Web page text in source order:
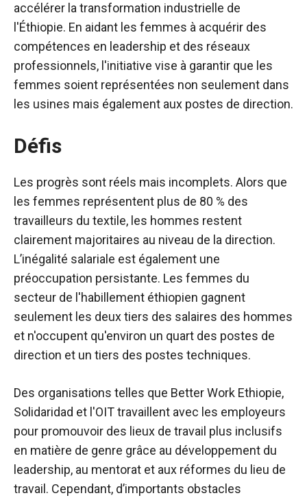
accélérer la transformation industrielle de
l'Éthiopie. En aidant les femmes à acquérir des
compétences en leadership et des réseaux
professionnels, l'initiative vise à garantir que les
femmes soient représentées non seulement dans
les usines mais également aux postes de direction.
Défis
Les progrès sont réels mais incomplets. Alors que
les femmes représentent plus de 80 % des
travailleurs du textile, les hommes restent
clairement majoritaires au niveau de la direction.
L’inégalité salariale est également une
préoccupation persistante. Les femmes du
secteur de l'habillement éthiopien gagnent
seulement les deux tiers des salaires des hommes
et n'occupent qu'environ un quart des postes de
direction et un tiers des postes techniques.
Des organisations telles que Better Work Ethiopie,
Solidaridad et l'OIT travaillent avec les employeurs
pour promouvoir des lieux de travail plus inclusifs
en matière de genre grâce au développement du
leadership, au mentorat et aux réformes du lieu de
travail. Cependant, d’importants obstacles